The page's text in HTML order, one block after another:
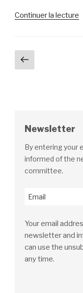
Continuer la lecture
Pagination
des
Page
Newsletter
By entering your
informed of the
committee.
Your email
newsletter and
can use the
any time.